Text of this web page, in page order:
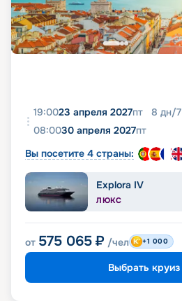
19:0023 апреля 2027пт 8 дн/7
08:0030 апреля 2027пт
Вы посетите 4 страны:
Explora IV
ЛЮКС
от 575 065 ₽ /чел +1 000
Выбрать круиз